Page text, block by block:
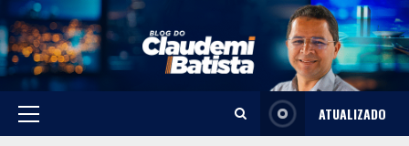
Skip
to
content
Primary
ATUALIZADO